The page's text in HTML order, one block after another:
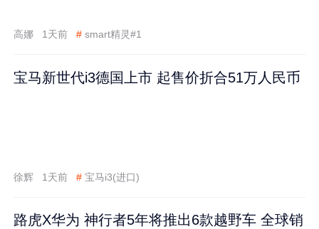
高娜 1天前 # smart精灵#1
宝马新世代i3德国上市 起售价折合51万人民币
徐辉 1天前 # 宝马i3(进口)
路虎X华为 神行者5年将推出6款越野车 全球销